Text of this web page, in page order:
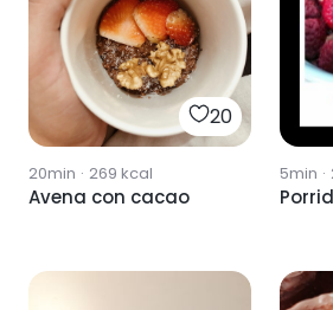
20
20min · 269 kcal
Avena con cacao
5min ·